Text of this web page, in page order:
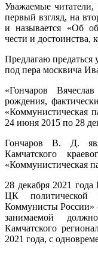
Уважаемые читатели,
первый взгляд, на
и называется «Об
чести и достоинства,
Предлагаю
под пера москвича
«Гончаров
рождения,
«Коммунистическая
24 июня 2015 по 28
Гончаров В. Д.
Камчатского
«Коммунистическая
28 декабря 2021
ЦК политической
Коммунисты России»
занимаемой
Камчатского
2021 года, с